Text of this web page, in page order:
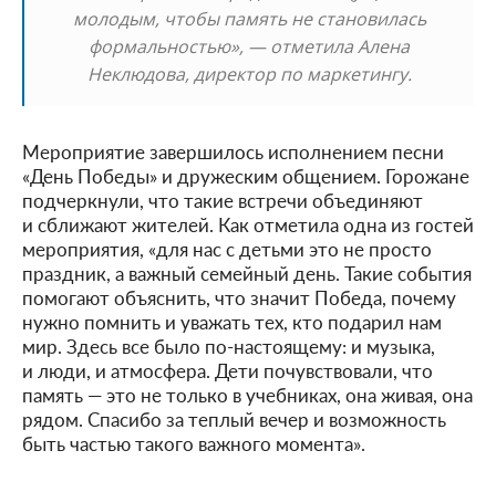
молодым, чтобы память не становилась
формальностью», — отметила Алена
Неклюдова, директор по маркетингу.
Мероприятие завершилось исполнением песни
«День Победы» и дружеским общением. Горожане
подчеркнули, что такие встречи объединяют
и сближают жителей. Как отметила одна из гостей
мероприятия, «для нас с детьми это не просто
праздник, а важный семейный день. Такие события
помогают объяснить, что значит Победа, почему
нужно помнить и уважать тех, кто подарил нам
мир. Здесь все было по-настоящему: и музыка,
и люди, и атмосфера. Дети почувствовали, что
память — это не только в учебниках, она живая, она
рядом. Спасибо за теплый вечер и возможность
быть частью такого важного момента».